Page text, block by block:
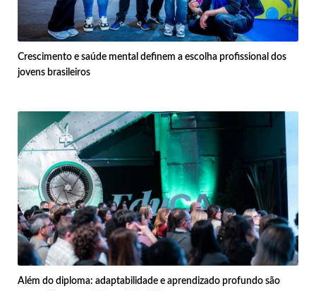
Crescimento e saúde mental definem a escolha profissional dos
jovens brasileiros
Além do diploma: adaptabilidade e aprendizado profundo são